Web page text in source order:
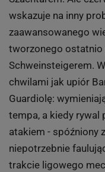
wskazuje na inny
zaawansowanego
tworzonego ostatnio
Schweinsteigerem.
chwilami jak upiór
Guardiolę:
tempa, a kiedy rywal
atakiem - spóźniony
niepotrzebnie
trakcie ligowego